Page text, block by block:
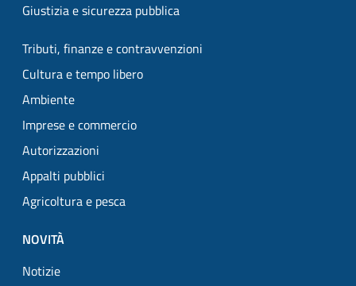
Giustizia e sicurezza pubblica
Tributi, finanze e contravvenzioni
Cultura e tempo libero
Ambiente
Imprese e commercio
Autorizzazioni
Appalti pubblici
Agricoltura e pesca
NOVITÀ
Notizie